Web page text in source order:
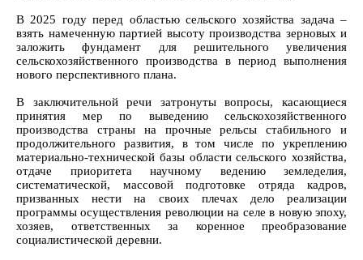
В 2025 году перед областью сельского хозяйства задача –
взять намеченную партией высоту производства зерновых и
заложить фундамент для решительного увеличения
сельскохозяйственного производства в период выполнения
нового перспективного плана.
В заключительной речи затронуты вопросы, касающиеся
принятия мер по выведению сельскохозяйственного
производства страны на прочные рельсы стабильного и
продолжительного развития, в том числе по укреплению
материально-технической базы области сельского хозяйства,
отдаче приоритета научному ведению земледелия,
систематической, массовой подготовке отряда кадров,
призванных нести на своих плечах дело реализации
программы осуществления революции на селе в новую эпоху,
хозяев, ответственных за коренное преобразование
социалистической деревни.